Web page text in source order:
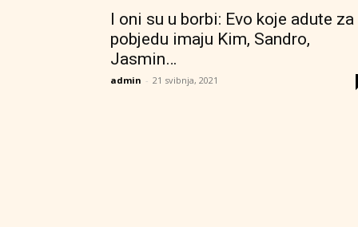
I oni su u borbi: Evo koje adute za
pobjedu imaju Kim, Sandro,
Jasmin…
admin - 21 svibnja, 2021